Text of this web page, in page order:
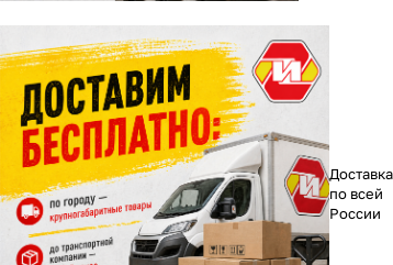
Доставка
по всей
России